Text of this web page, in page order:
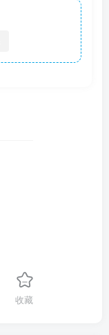
收藏